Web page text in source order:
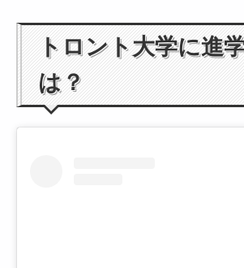
トロント大学に進
は？